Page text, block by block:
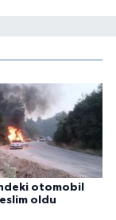
otomobil
oldu